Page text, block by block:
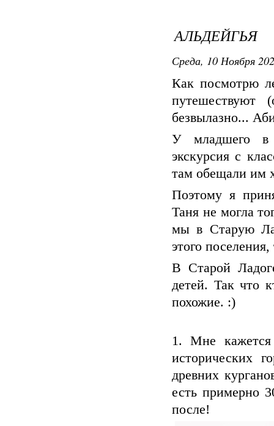
АЛЬДЕЙГЬЯ
Среда, 10 Ноября
Как посмотрю
безвылазно...
У младшего в
экскурсия с
там обещали им
Поэтому я
Таня не могла
мы в Старую
этого
В Старой
детей. Так что
похожие. :)
1. Мне
исторических
древних
есть примерно
после!